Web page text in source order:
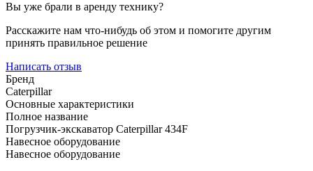
Вы уже брали в аренду технику?
Расскажите нам что-нибудь об этом и помогите другим
принять правильное решение
Написать отзыв
Бренд
Caterpillar
Основные характеристики
Полное название
Погрузчик-экскаватор Caterpillar 434F
Навесное оборудование
Навесное оборудование